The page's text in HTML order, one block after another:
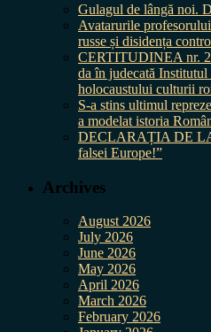
Gulagul de lângă noi.
Avatarurile
russe și disidența
CERTITUDINEA nr.
da în judecată
holocaustului culturii
S-a stins ultimul
a modelat istoria
DECLARAȚIA DE LA
falsei Europe!”
Archives
August 2026
July 2026
June 2026
May 2026
April 2026
March 2026
February 2026